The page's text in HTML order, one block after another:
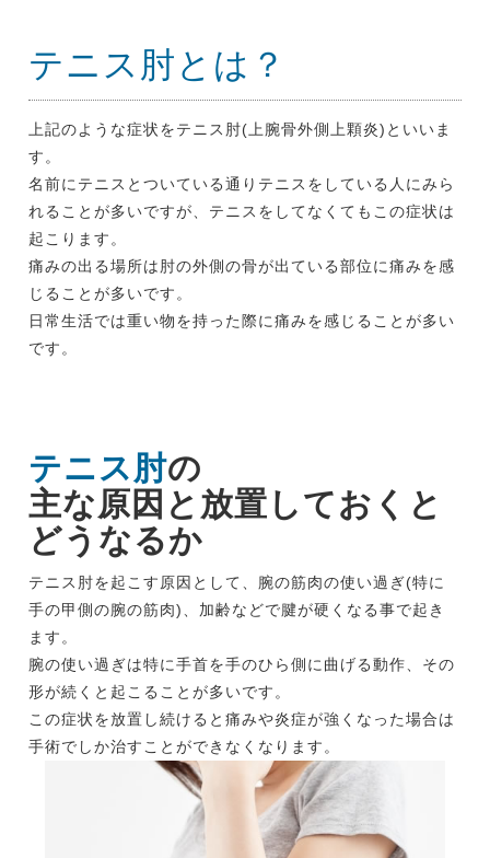
テニス肘とは？
上記のような症状をテニス肘(上腕骨外側上顆炎)といいま
す。
名前にテニスとついている通りテニスをしている人にみら
れることが多いですが、テニスをしてなくてもこの症状は
起こります。
痛みの出る場所は肘の外側の骨が出ている部位に痛みを感
じることが多いです。
日常生活では重い物を持った際に痛みを感じることが多い
です。
テニス肘の
主な原因と放置しておくと
どうなるか
テニス肘を起こす原因として、腕の筋肉の使い過ぎ(特に
手の甲側の腕の筋肉)、加齢などで腱が硬くなる事で起き
ます。
腕の使い過ぎは特に手首を手のひら側に曲げる動作、その
形が続くと起こることが多いです。
この症状を放置し続けると痛みや炎症が強くなった場合は
手術でしか治すことができなくなります。